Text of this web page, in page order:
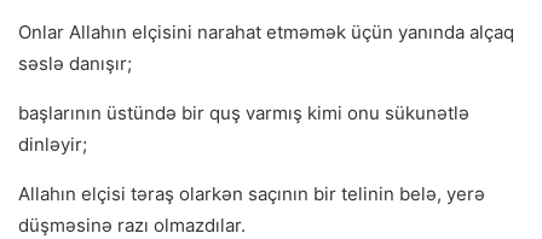
Onlar Allahın elçisini narahat etməmək üçün yanında alçaq
səslə danışır;
başlarının üstündə bir quş varmış kimi onu sükunətlə
dinləyir;
Allahın elçisi təraş olarkən saçının bir telinin belə, yerə
düşməsinə razı olmazdılar.